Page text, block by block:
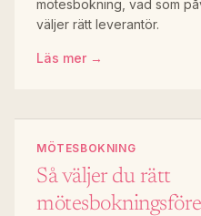
mötesbokning, vad som
väljer rätt leverantör.
Läs mer →
MÖTESBOKNING
Så väljer du rätt